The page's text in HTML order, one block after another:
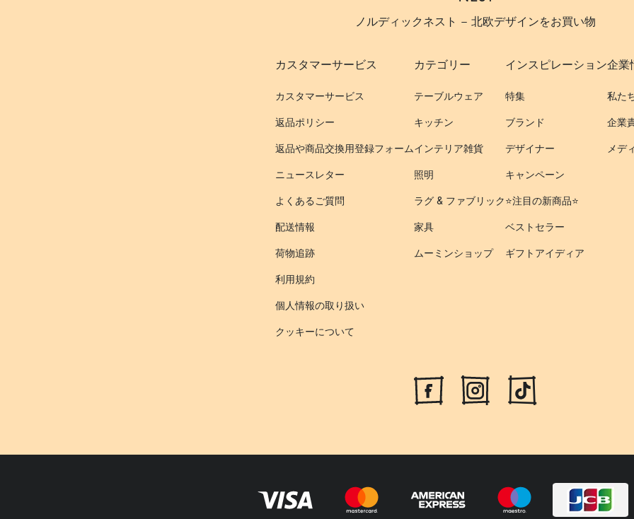
ノルディックネスト - 北欧デザインをお買い物
カスタマーサービス
カスタマーサービス
返品ポリシー
返品や商品交換用登録フォーム
ニュースレター
よくあるご質問
配送情報
荷物追跡
利用規約
個人情報の取り扱い
クッキーについて
カテゴリー
テーブルウェア
キッチン
インテリア雑貨
照明
ラグ & ファブリック
家具
ムーミンショップ
インスピレーション
特集
ブランド
デザイナー
キャンペーン
⭐️注目の新商品⭐️
ベストセラー
ギフトアイディア
企業
私た
企業
メデ